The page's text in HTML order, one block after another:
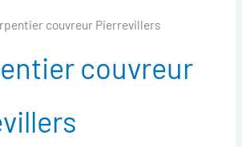
couvreur Pierrevillers
couvreur